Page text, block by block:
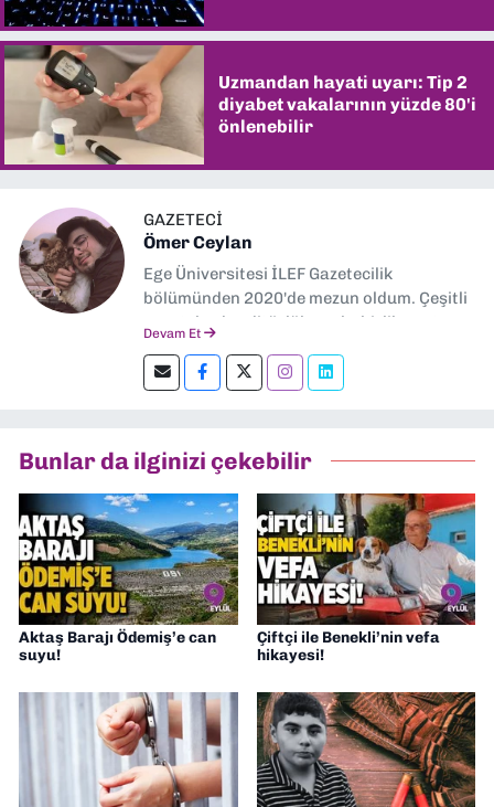
Uzmandan hayati uyarı: Tip 2
diyabet vakalarının yüzde 80'i
önlenebilir
GAZETECİ
Ömer Ceylan
Ege Üniversitesi İLEF Gazetecilik
bölümünden 2020'de mezun oldum. Çeşitli
gazetelerde editörlük, muhabirlik yaptım.
editörlük yapıyorum.
Devam Et
Bunlar da ilginizi çekebilir
Aktaş Barajı Ödemiş’e can
suyu!
Çiftçi ile Benekli’nin vefa
hikayesi!